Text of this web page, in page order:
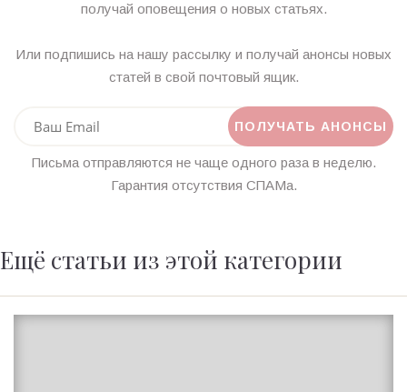
получай оповещения о новых статьях.
Или подпишись на нашу рассылку и получай анонсы новых
статей в свой почтовый ящик.
Письма отправляются не чаще одного раза в неделю.
Гарантия отсутствия СПАМа.
Ещё статьи из этой категории